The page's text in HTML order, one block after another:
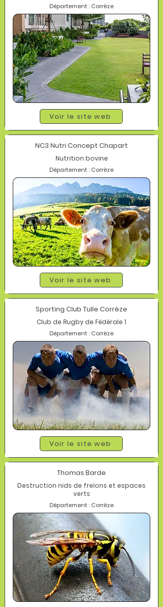
Département : Corrèze
Voir le site web
NC3 Nutri Concept Chapart
Nutrition bovine
Département : Corrèze
Voir le site web
Sporting Club Tulle Corrèze
Club de Rugby de Fédérale 1
Département : Corrèze
Voir le site web
Thomas Barde
Destruction nids de frelons et espaces
verts
Département : Corrèze